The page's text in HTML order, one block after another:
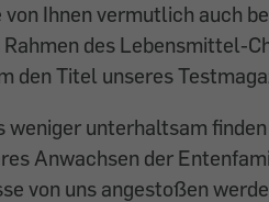
Ihnen vermutlich auch
des Lebensmittel-
den Titel unseres
weniger unterhaltsam
Anwachsen der
von uns angestoßen